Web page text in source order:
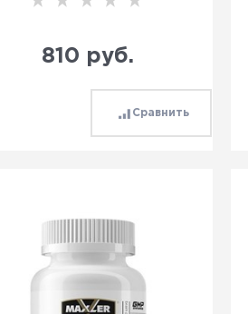
810 руб.
Сравнить